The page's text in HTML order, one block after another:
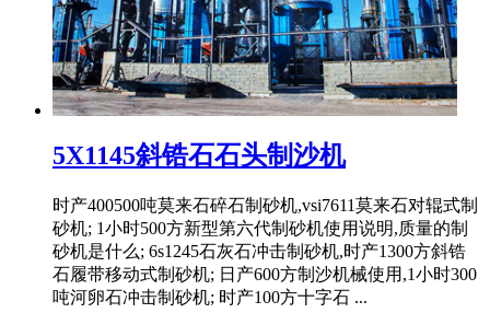
5X1145斜锆石石头制沙机
时产400500吨莫来石碎石制砂机,vsi7611莫来石对辊式制
砂机; 1小时500方新型第六代制砂机使用说明,质量的制
砂机是什么; 6s1245石灰石冲击制砂机,时产1300方斜锆
石履带移动式制砂机; 日产600方制沙机械使用,1小时300
吨河卵石冲击制砂机; 时产100方十字石 ...